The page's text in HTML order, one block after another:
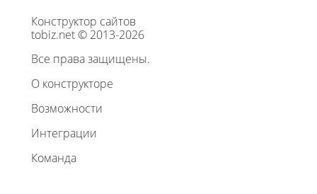
Конструктор сайтов
tobiz.net © 2013-2026
Все права защищены.
О конструкторе
Возможности
Интеграции
Команда